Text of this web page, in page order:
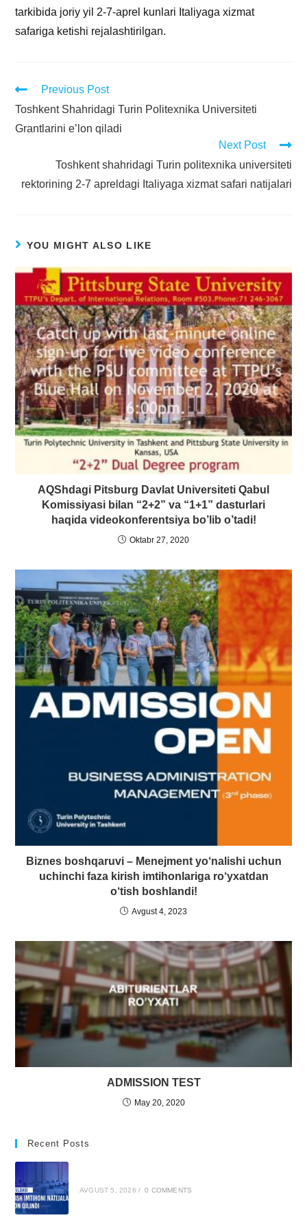
tarkibida joriy yil 2-7-aprel kunlari Italiyaga xizmat
safariga ketishi rejalashtirilgan.
Previous Post
Toshkent Shahridagi Turin Politexnika Universiteti
Grantlarini e’lon qiladi
Next Post
Toshkent shahridagi Turin politexnika universiteti
rektorining 2-7 apreldagi Italiyaga xizmat safari natijalari
YOU MIGHT ALSO LIKE
AQShdagi Pitsburg Davlat Universiteti Qabul
Komissiyasi bilan “2+2” va “1+1” dasturlari
haqida videokonferentsiya bo’lib o’tadi!
Oktabr 27, 2020
Biznes boshqaruvi – Menejment yo‘nalishi uchun
uchinchi faza kirish imtihonlariga ro‘yxatdan
o‘tish boshlandi!
Avgust 4, 2023
ADMISSION TEST
May 20, 2020
Recent Posts
AVGUST 5, 2026 / 0 COMMENTS